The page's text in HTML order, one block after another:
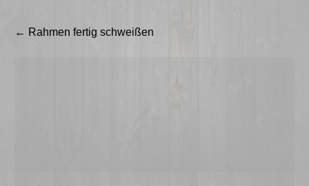
Beitragsnavigation
← Rahmen fertig schweißen